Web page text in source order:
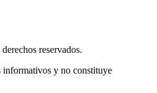
reservados.
informativos y no constituye